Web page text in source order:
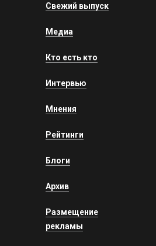
Свежий выпуск
Медиа
Кто есть кто
Интервью
Мнения
Рейтинги
Блоги
Архив
Размещение
рекламы